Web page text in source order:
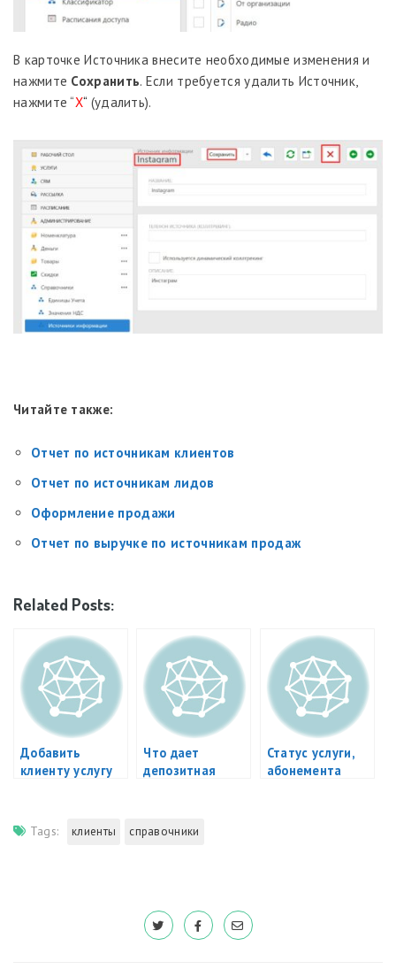
В карточке Источника внесите необходимые изменения и
нажмите Сохранить. Если требуется удалить Источник,
нажмите “Х“ (удалить).
Читайте также:
Отчет по источникам клиентов
Отчет по источникам лидов
Оформление продажи
Отчет по выручке по источникам продаж
Related Posts:
Добавить
клиенту услугу
Что дает
депозитная
Статус услуги,
абонемента
Tags: клиенты справочники